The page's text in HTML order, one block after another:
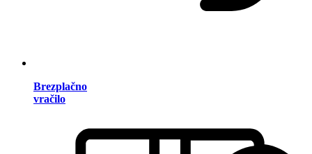
Brezplačno
vračilo